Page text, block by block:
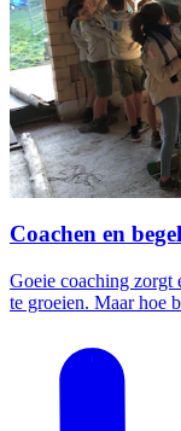
Coachen en
Goeie coaching zorgt
te groeien. Maar hoe